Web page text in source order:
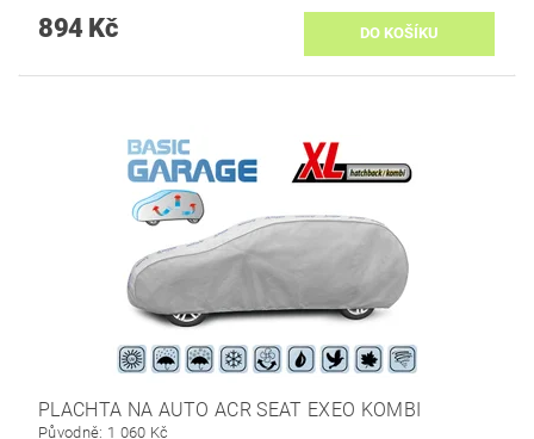
894 Kč
PLACHTA NA AUTO ACR SEAT EXEO KOMBI
Původně: 1 060 Kč